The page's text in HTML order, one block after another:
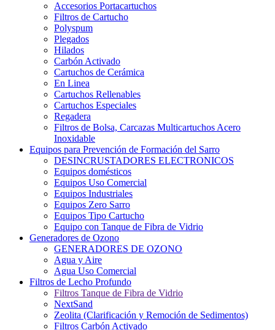
Accesorios Portacartuchos
Filtros de Cartucho
Polyspum
Plegados
Hilados
Carbón Activado
Cartuchos de Cerámica
En Linea
Cartuchos Rellenables
Cartuchos Especiales
Regadera
Filtros de Bolsa, Carcazas Multicartuchos Acero
Inoxidable
Equipos para Prevención de Formación del Sarro
DESINCRUSTADORES ELECTRONICOS
Equipos domésticos
Equipos Uso Comercial
Equipos Industriales
Equipos Zero Sarro
Equipos Tipo Cartucho
Equipo con Tanque de Fibra de Vidrio
Generadores de Ozono
GENERADORES DE OZONO
Agua y Aire
Agua Uso Comercial
Filtros de Lecho Profundo
Filtros Tanque de Fibra de Vidrio
NextSand
Zeolita (Clarificación y Remoción de Sedimentos)
Filtros Carbón Activado